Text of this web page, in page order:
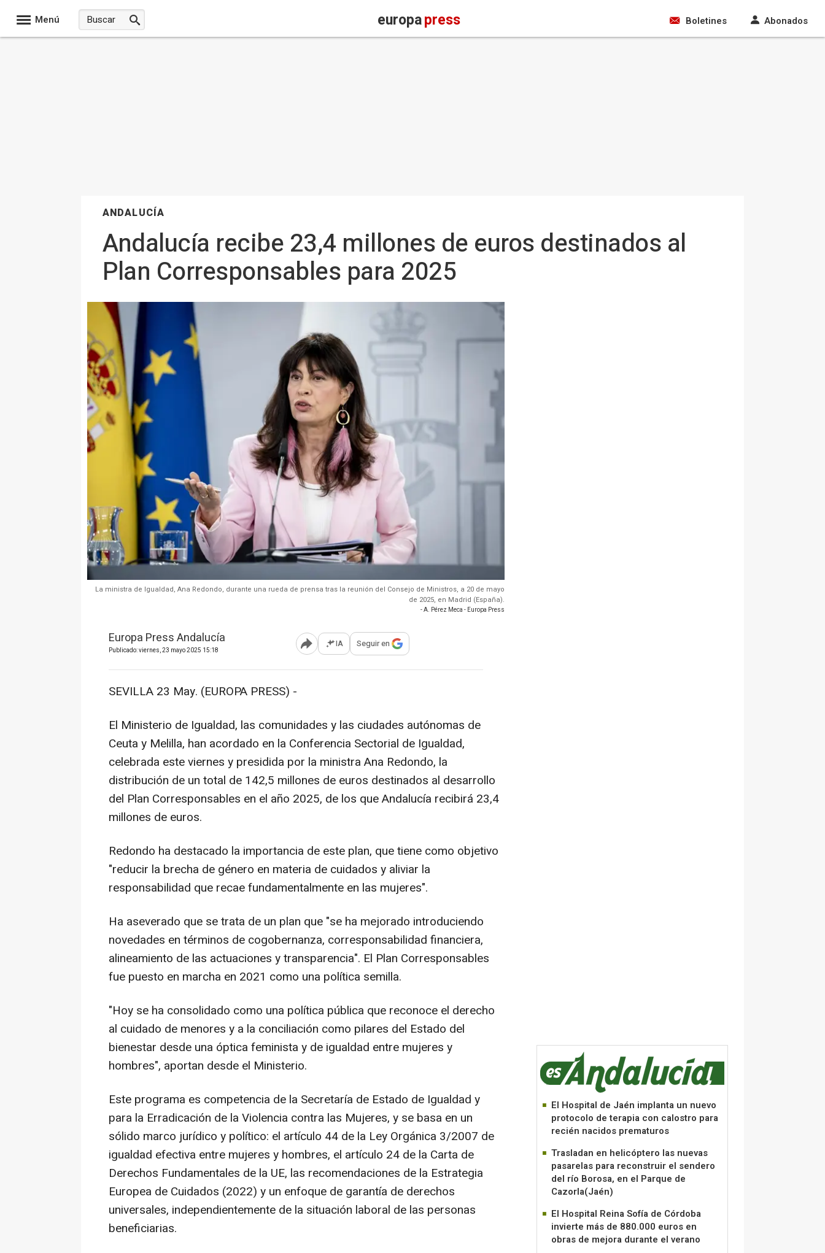
Menú europapress Boletines Abonados
ANDALUCÍA
Andalucía recibe 23,4 millones de euros destinados al
Plan Corresponsables para 2025
La ministra de Igualdad, Ana Redondo, durante una rueda de prensa tras la reunión del Consejo de Ministros, a 20 de mayo
de 2025, en Madrid (España).
- A. Pérez Meca - Europa Press
Europa Press Andalucía
Publicado: viernes, 23 mayo 2025 15:18 Abrir opciones para compartir
IA Seguir en
SEVILLA 23 May. (EUROPA PRESS) -
El Ministerio de Igualdad, las comunidades y las ciudades autónomas de
Ceuta y Melilla, han acordado en la Conferencia Sectorial de Igualdad,
celebrada este viernes y presidida por la ministra Ana Redondo, la
distribución de un total de 142,5 millones de euros destinados al desarrollo
del Plan Corresponsables en el año 2025, de los que Andalucía recibirá 23,4
millones de euros.
Redondo ha destacado la importancia de este plan, que tiene como objetivo
"reducir la brecha de género en materia de cuidados y aliviar la
responsabilidad que recae fundamentalmente en las mujeres".
Ha aseverado que se trata de un plan que "se ha mejorado introduciendo
novedades en términos de cogobernanza, corresponsabilidad financiera,
alineamiento de las actuaciones y transparencia". El Plan Corresponsables
fue puesto en marcha en 2021 como una política semilla.
"Hoy se ha consolidado como una política pública que reconoce el derecho
al cuidado de menores y a la conciliación como pilares del Estado del
bienestar desde una óptica feminista y de igualdad entre mujeres y
hombres", aportan desde el Ministerio.
Este programa es competencia de la Secretaría de Estado de Igualdad y
para la Erradicación de la Violencia contra las Mujeres, y se basa en un
sólido marco jurídico y político: el artículo 44 de la Ley Orgánica 3/2007 de
igualdad efectiva entre mujeres y hombres, el artículo 24 de la Carta de
Derechos Fundamentales de la UE, las recomendaciones de la Estrategia
Europea de Cuidados (2022) y un enfoque de garantía de derechos
universales, independientemente de la situación laboral de las personas
beneficiarias.
El Hospital de Jaén implanta un nuevo
protocolo de terapia con calostro para
recién nacidos prematuros
Trasladan en helicóptero las nuevas
pasarelas para reconstruir el sendero
del río Borosa, en el Parque de
Cazorla(Jaén)
El Hospital Reina Sofía de Córdoba
invierte más de 880.000 euros en
obras de mejora durante el verano